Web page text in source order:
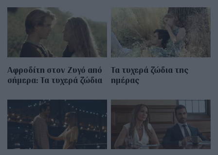
Αφροδίτη στον Ζυγό από
σήμερα: Τα τυχερά ζώδια
Τα τυχερά ζώδια της
ημέρας